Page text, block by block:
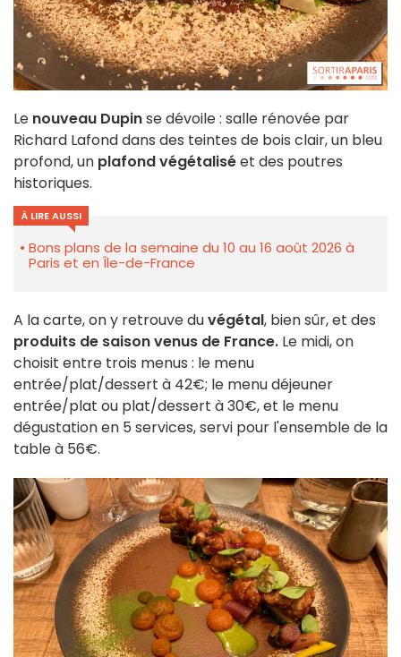
Le nouveau Dupinse dévoile : salle rénovée par
Richard Lafond dans des teintes de bois clair, un bleu
profond, un plafond végétaliséet des poutres
historiques.
À LIRE AUSSI
Bons plans de la semaine du 10 au 16 août 2026 à
Paris et en Île-de-France
A la carte, on y retrouve duvégétal, bien sûr, et des
produits de saison venus de France. Le midi, on
choisit entre trois menus : le menu
entrée/plat/dessert à 42€; le menu déjeuner
entrée/plat ou plat/dessert à 30€, et le menu
dégustation en 5 services, servi pour l'ensemble de la
table à 56€.